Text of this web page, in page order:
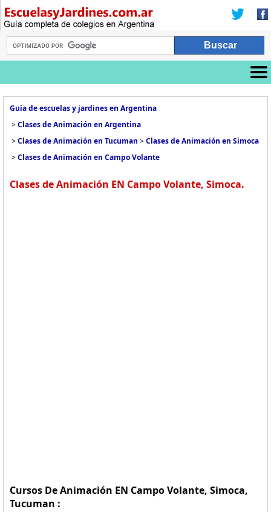
Guía de escuelas y jardines en Argentina
>Clases de Animación en Argentina
>Clases de Animación en Tucuman >Clases de Animación en Simoca
>Clases de Animación en Campo Volante
Clases de Animación EN Campo Volante, Simoca.
Cursos De Animación EN Campo Volante, Simoca,
Tucuman :